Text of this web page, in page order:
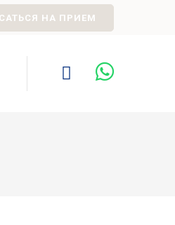
НА ПРИЕМ